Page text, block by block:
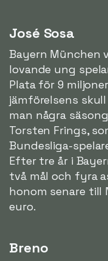
José Sosa
Bayern München
lovande ung
Plata för 9
jämförelsens
man några
Torsten Frings,
Bundesliga-
Efter tre år i
två mål och fyra
honom senare till
euro.
Breno